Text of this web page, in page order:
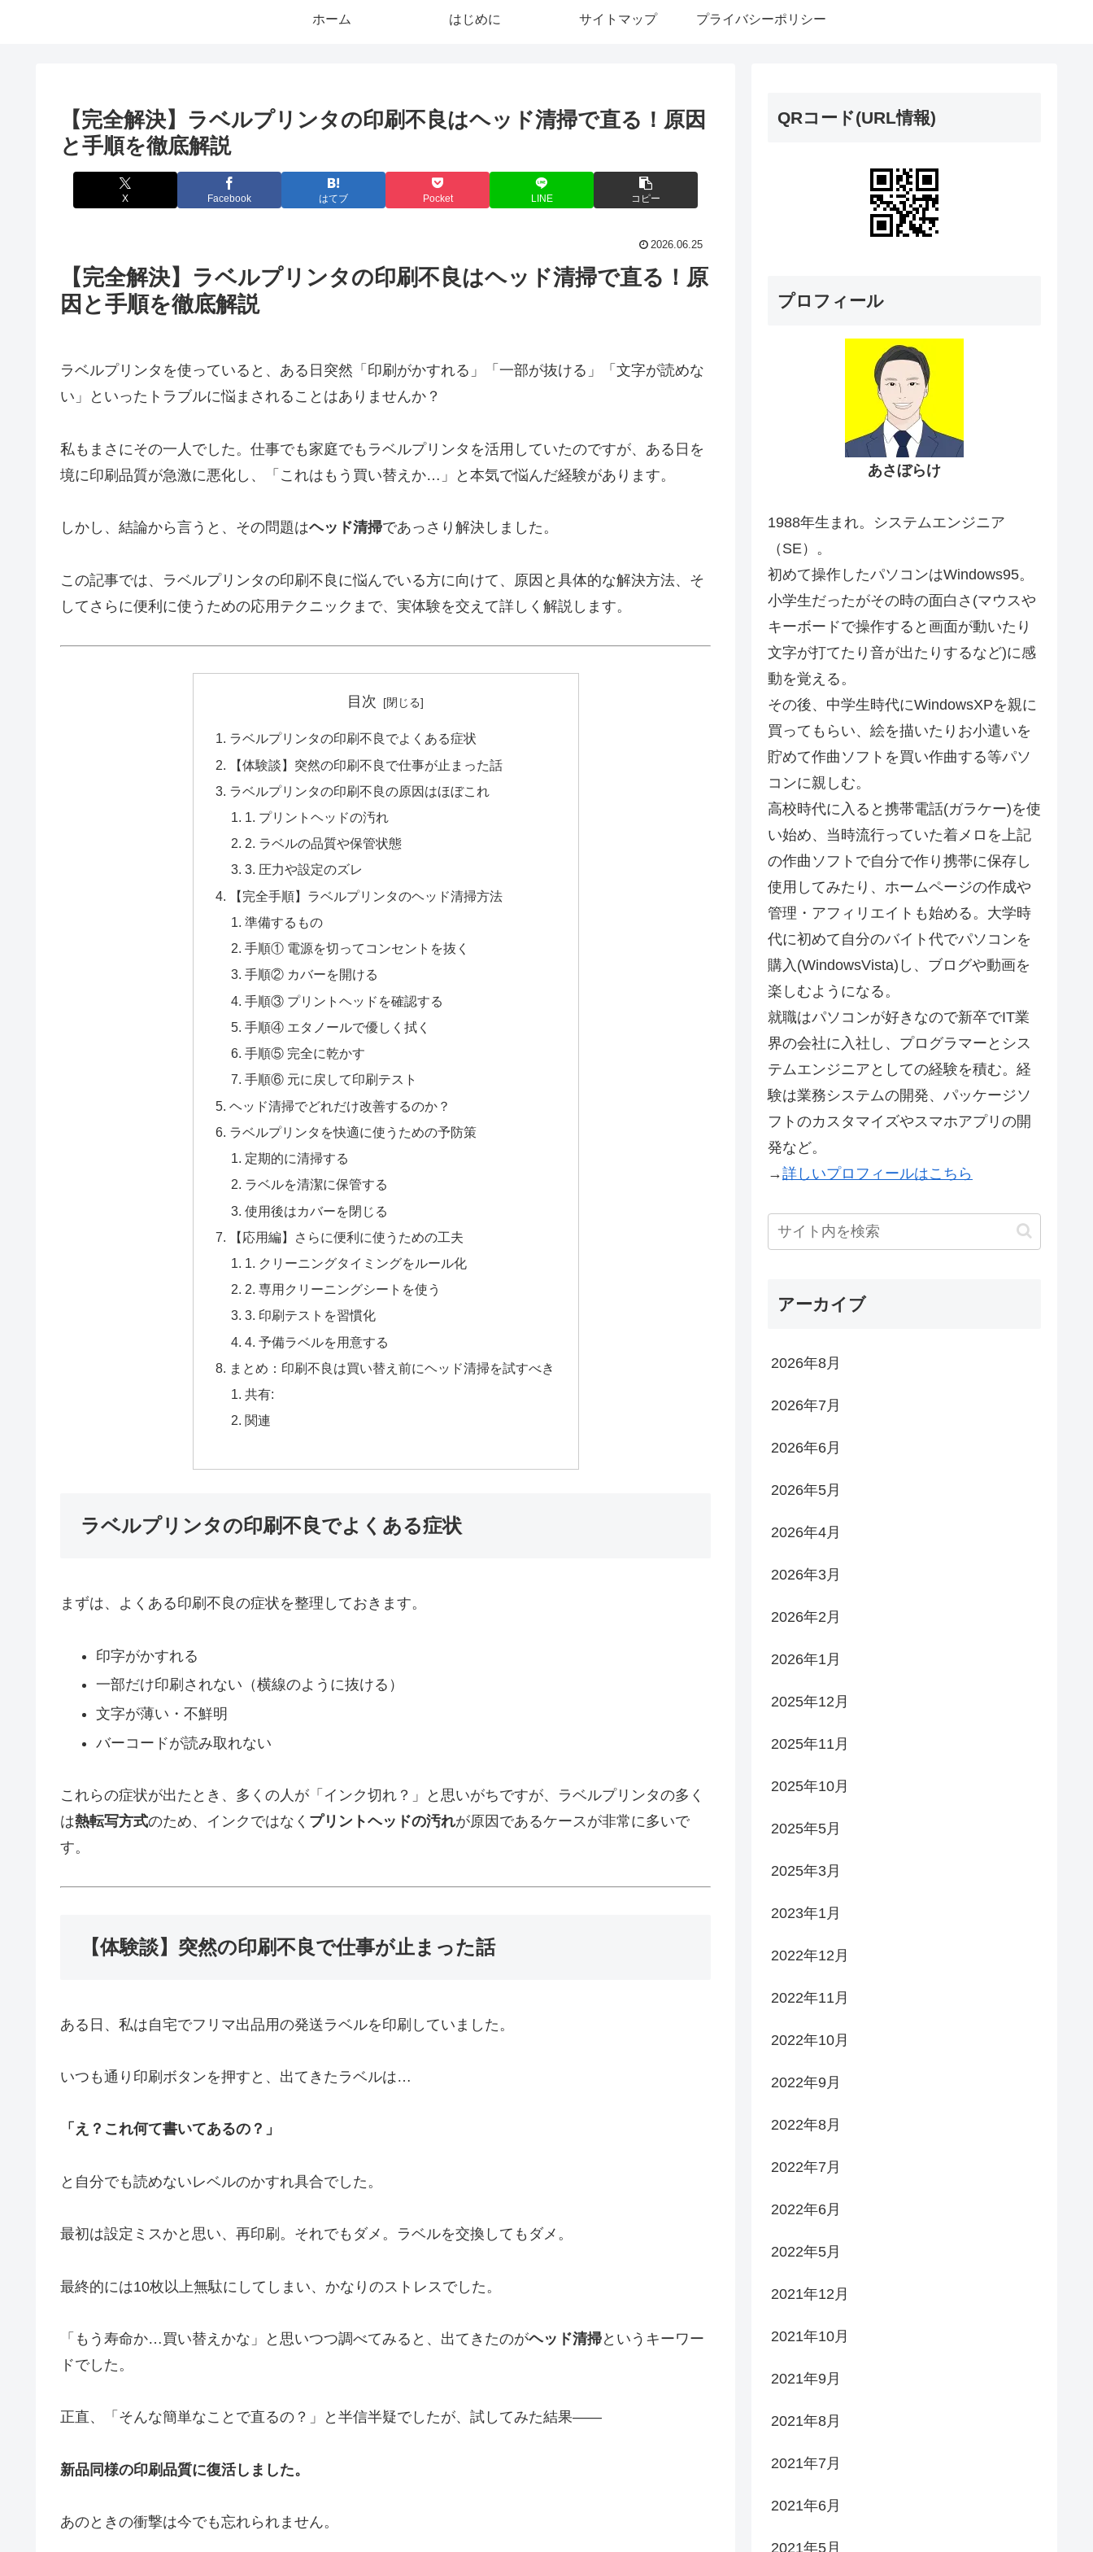
ホーム はじめに サイトマップ プライバシーポリシー
【完全解決】ラベルプリンタの印刷不良はヘッド清掃で直る！原因
と手順を徹底解説
X Facebook はてブ Pocket LINE コピー
2026.06.25
【完全解決】ラベルプリンタの印刷不良はヘッド清掃で直る！原
因と手順を徹底解説
ラベルプリンタを使っていると、ある日突然「印刷がかすれる」「一部が抜ける」「文字が読めな
い」といったトラブルに悩まされることはありませんか？
私もまさにその一人でした。仕事でも家庭でもラベルプリンタを活用していたのですが、ある日を
境に印刷品質が急激に悪化し、「これはもう買い替えか…」と本気で悩んだ経験があります。
しかし、結論から言うと、その問題はヘッド清掃であっさり解決しました。
この記事では、ラベルプリンタの印刷不良に悩んでいる方に向けて、原因と具体的な解決方法、そ
してさらに便利に使うための応用テクニックまで、実体験を交えて詳しく解説します。
目次
ラベルプリンタの印刷不良でよくある症状
【体験談】突然の印刷不良で仕事が止まった話
ラベルプリンタの印刷不良の原因はほぼこれ
1. プリントヘッドの汚れ
2. ラベルの品質や保管状態
3. 圧力や設定のズレ
【完全手順】ラベルプリンタのヘッド清掃方法
準備するもの
手順① 電源を切ってコンセントを抜く
手順② カバーを開ける
手順③ プリントヘッドを確認する
手順④ エタノールで優しく拭く
手順⑤ 完全に乾かす
手順⑥ 元に戻して印刷テスト
ヘッド清掃でどれだけ改善するのか？
ラベルプリンタを快適に使うための予防策
定期的に清掃する
ラベルを清潔に保管する
使用後はカバーを閉じる
【応用編】さらに便利に使うための工夫
1. クリーニングタイミングをルール化
2. 専用クリーニングシートを使う
3. 印刷テストを習慣化
4. 予備ラベルを用意する
まとめ：印刷不良は買い替え前にヘッド清掃を試すべき
共有:
関連
ラベルプリンタの印刷不良でよくある症状
まずは、よくある印刷不良の症状を整理しておきます。
印字がかすれる
一部だけ印刷されない（横線のように抜ける）
文字が薄い・不鮮明
バーコードが読み取れない
これらの症状が出たとき、多くの人が「インク切れ？」と思いがちですが、ラベルプリンタの多く
は熱転写方式のため、インクではなく プリントヘッドの汚れが原因であるケースが非常に多いで
す。
【体験談】突然の印刷不良で仕事が止まった話
ある日、私は自宅でフリマ出品用の発送ラベルを印刷していました。
いつも通り印刷ボタンを押すと、出てきたラベルは…
「え？これ何て書いてあるの？」
と自分でも読めないレベルのかすれ具合でした。
最初は設定ミスかと思い、再印刷。それでもダメ。ラベルを交換してもダメ。
最終的には10枚以上無駄にしてしまい、かなりのストレスでした。
「もう寿命か…買い替えかな」と思いつつ調べてみると、出てきたのがヘッド清掃というキーワー
ドでした。
正直、「そんな簡単なことで直るの？」と半信半疑でしたが、試してみた結果——
新品同様の印刷品質に復活しました。
あのときの衝撃は今でも忘れられません。
QRコード(URL情報)
プロフィール
あさぼらけ
1988年生まれ。システムエンジニア
（SE）。
初めて操作したパソコンはWindows95。
小学生だったがその時の面白さ(マウスや
キーボードで操作すると画面が動いたり
文字が打てたり音が出たりするなど)に感
動を覚える。
その後、中学生時代にWindowsXPを親に
買ってもらい、絵を描いたりお小遣いを
貯めて作曲ソフトを買い作曲する等パソ
コンに親しむ。
高校時代に入ると携帯電話(ガラケー)を使
い始め、当時流行っていた着メロを上記
の作曲ソフトで自分で作り携帯に保存し
使用してみたり、ホームページの作成や
管理・アフィリエイトも始める。大学時
代に初めて自分のバイト代でパソコンを
購入(WindowsVista)し、ブログや動画を
楽しむようになる。
就職はパソコンが好きなので新卒でIT業
界の会社に入社し、プログラマーとシス
テムエンジニアとしての経験を積む。経
験は業務システムの開発、パッケージソ
フトのカスタマイズやスマホアプリの開
発など。
→詳しいプロフィールはこちら
アーカイブ
2026年8月
2026年7月
2026年6月
2026年5月
2026年4月
2026年3月
2026年2月
2026年1月
2025年12月
2025年11月
2025年10月
2025年5月
2025年3月
2023年1月
2022年12月
2022年11月
2022年10月
2022年9月
2022年8月
2022年7月
2022年6月
2022年5月
2021年12月
2021年10月
2021年9月
2021年8月
2021年7月
2021年6月
2021年5月